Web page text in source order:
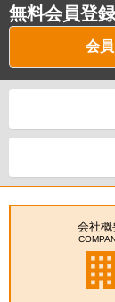
無料会員登
会
会社概